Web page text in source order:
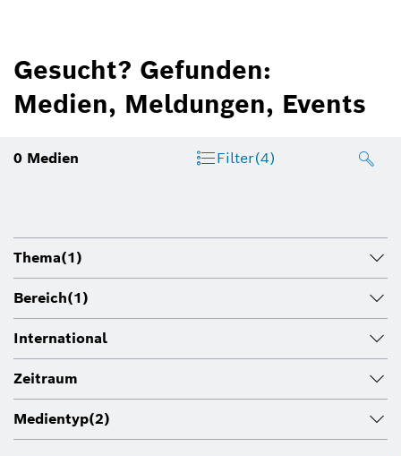
Gesucht? Gefunden:
Medien, Meldungen, Events
0 Medien Filter(4)
Thema(1)
Bereich(1)
International
Zeitraum
Medientyp(2)